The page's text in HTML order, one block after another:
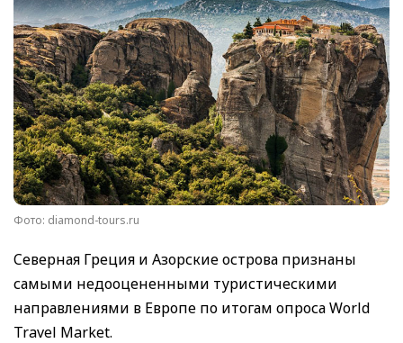
Фото: diamond-tours.ru
Cеверная Греция и Азорские острова признаны
самыми недооцененными туристическими
направлениями в Европе по итогам опроса World
Travel Market.